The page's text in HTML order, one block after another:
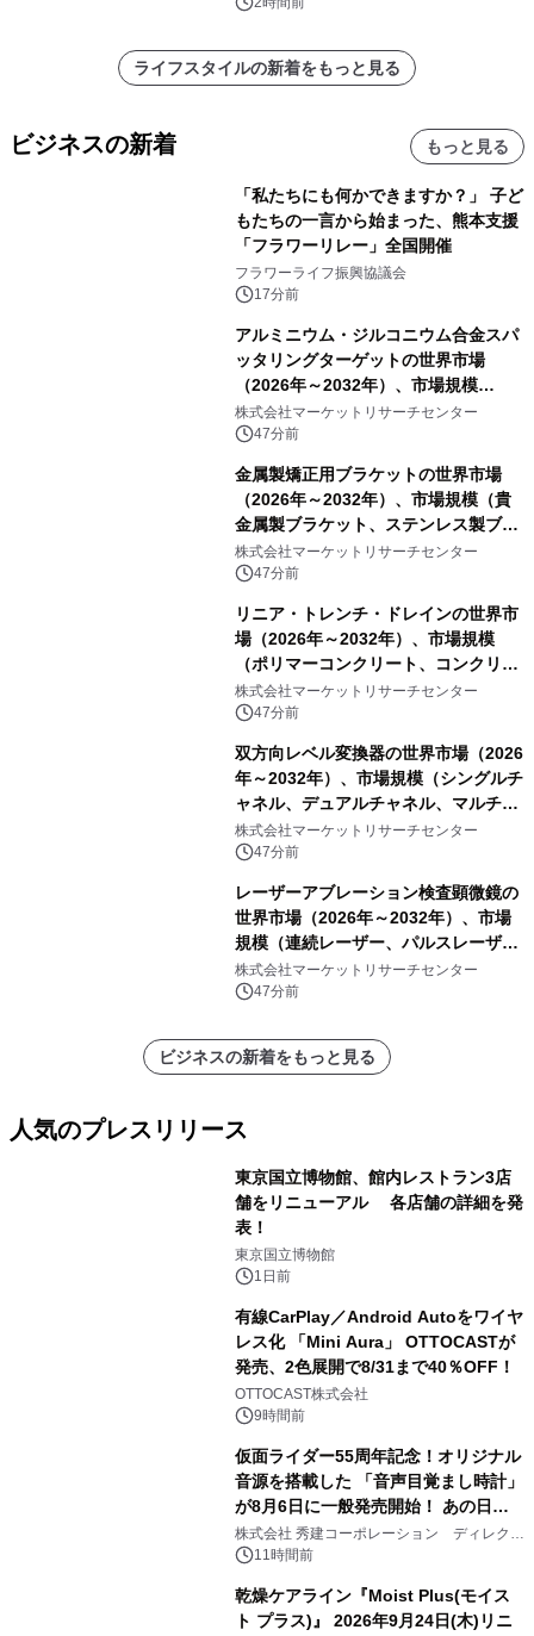
ライフスタイルの新着をもっと見る
ビジネスの新着 もっと見る
「私たちにも何かできますか？」 子ど
もたちの一言から始まった、熊本支援
「フラワーリレー」全国開催
フラワーライフ振興協議会
17分前
アルミニウム・ジルコニウム合金スパ
ッタリングターゲットの世界市場
（2026年～2032年）、市場規模
（0.995、0.999、その他）・分析レポ
ートを発表
株式会社マーケットリサーチセンター
47分前
金属製矯正用ブラケットの世界市場
（2026年～2032年）、市場規模（貴
金属製ブラケット、ステンレス製ブラ
ケット、純チタン製ブラケット）・分
析レポートを発表
株式会社マーケットリサーチセンター
47分前
リニア・トレンチ・ドレインの世界市
場（2026年～2032年）、市場規模
（ポリマーコンクリート、コンクリー
ト、プラスチック、金属）・分析レポ
ートを発表
株式会社マーケットリサーチセンター
47分前
双方向レベル変換器の世界市場（2026
年～2032年）、市場規模（シングルチ
ャネル、デュアルチャネル、マルチチ
ャネル）・分析レポートを発表
株式会社マーケットリサーチセンター
47分前
レーザーアブレーション検査顕微鏡の
世界市場（2026年～2032年）、市場
規模（連続レーザー、パルスレーザ
ー）・分析レポートを発表
株式会社マーケットリサーチセンター
47分前
ビジネスの新着をもっと見る
人気のプレスリリース
東京国立博物館、館内レストラン3店
舗をリニューアル 各店舗の詳細を発
表！
東京国立博物館
1日前
有線CarPlay／Android Autoをワイヤ
レス化 「Mini Aura」 OTTOCASTが
発売、2色展開で8/31まで40％OFF！
OTTOCAST株式会社
9時間前
仮面ライダー55周年記念！オリジナル
音源を搭載した 「音声目覚まし時計」
が8月6日に一般発売開始！ あの日の
大興奮が今甦る
株式会社 秀建コーポレーション ディレクト
アートギャラリー
11時間前
乾燥ケアライン『Moist Plus(モイス
ト プラス)』 2026年9月24日(木)リニ